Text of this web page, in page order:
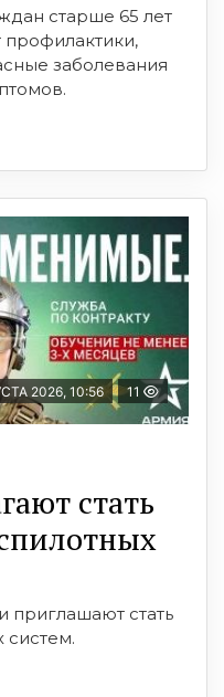
старше 65 лет
заболевания
2026, 10:56 11
стать
приглашают стать
систем.